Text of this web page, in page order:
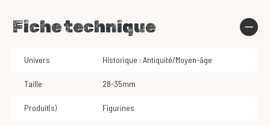
Fiche technique
Univers Historique : Antiquité/Moyen-âge
Taille 28-35mm
Produit(s) Figurines